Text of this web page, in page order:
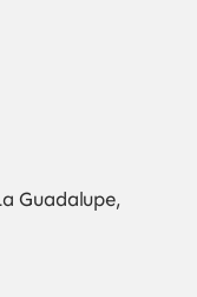
Guadalupe,